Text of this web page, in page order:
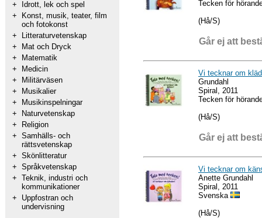
+
Idrott, lek och spel
+
Konst, musik, teater, film
och fotokonst
+
Litteraturvetenskap
+
Mat och Dryck
+
Matematik
+
Medicin
+
Militärväsen
+
Musikalier
+
Musikinspelningar
+
Naturvetenskap
+
Religion
+ Samhälls- och
rättsvetenskap
+ Skönlitteratur
+ Språkvetenskap
+ Teknik, industri och
kommunikationer
+
Uppfostran och
undervisning
Tecken för
(Hå/S)
Går ej att
Vi tecknar om
Grundahl
Spiral, 2011
Tecken för
(Hå/S)
Går ej att
Vi tecknar om
Anette Grundahl
Spiral, 2011
Svenska
(Hå/S)